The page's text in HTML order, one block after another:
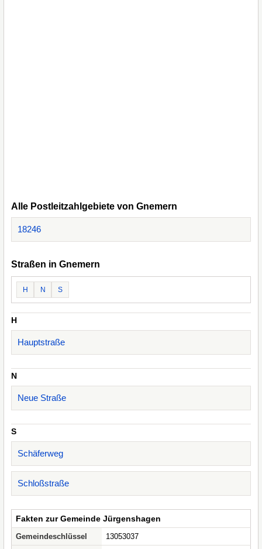
Alle Postleitzahlgebiete von Gnemern
18246
Straßen in Gnemern
H N S
H
Hauptstraße
N
Neue Straße
S
Schäferweg
Schloßstraße
Fakten zur Gemeinde Jürgenshagen
Gemeindeschlüssel
13053037